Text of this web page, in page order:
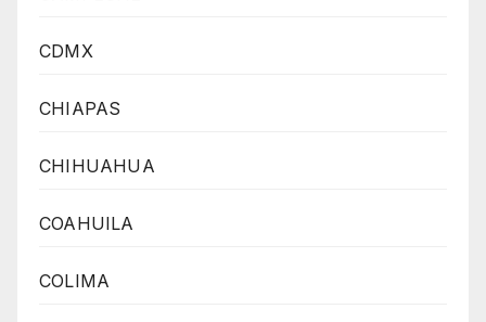
CDMX
CHIAPAS
CHIHUAHUA
COAHUILA
COLIMA